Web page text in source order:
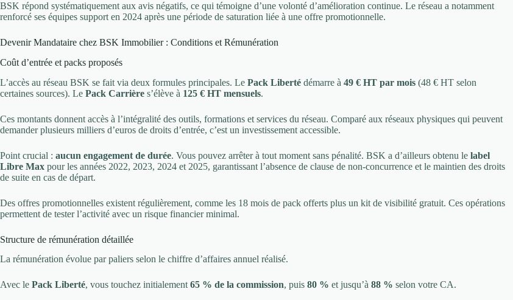
BSK répond systématiquement aux avis négatifs, ce qui témoigne d’une volonté d’amélioration continue. Le réseau a notamment
renforcé ses équipes support en 2024 après une période de saturation liée à une offre promotionnelle.
Devenir Mandataire chez BSK Immobilier : Conditions et Rémunération
Coût d’entrée et packs proposés
L’accès au réseau BSK se fait via deux formules principales. Le Pack Liberté démarre à 49 € HT par mois (48 € HT selon
certaines sources). Le Pack Carrière s’élève à 125 € HT mensuels.
Ces montants donnent accès à l’intégralité des outils, formations et services du réseau. Comparé aux réseaux physiques qui peuvent
demander plusieurs milliers d’euros de droits d’entrée, c’est un investissement accessible.
Point crucial : aucun engagement de durée. Vous pouvez arrêter à tout moment sans pénalité. BSK a d’ailleurs obtenu le label
Libre Max pour les années 2022, 2023, 2024 et 2025, garantissant l’absence de clause de non-concurrence et le maintien des droits
de suite en cas de départ.
Des offres promotionnelles existent régulièrement, comme les 18 mois de pack offerts plus un kit de visibilité gratuit. Ces opérations
permettent de tester l’activité avec un risque financier minimal.
Structure de rémunération détaillée
La rémunération évolue par paliers selon le chiffre d’affaires annuel réalisé.
Avec le Pack Liberté, vous touchez initialement65 % de la commission, puis 80 % et jusqu’à 88 % selon votre CA.